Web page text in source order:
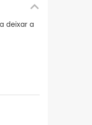
deixar a